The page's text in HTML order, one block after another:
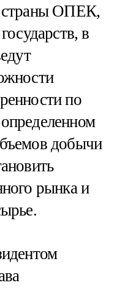
страны ОПЕК,
в
по
добычи
рынка и